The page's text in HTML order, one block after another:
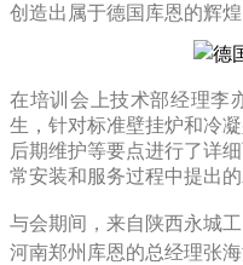
创造出属于德国库恩的辉煌
在培训会上技术部经理李
生，针对标准壁挂炉和冷
后期维护等要点进行了详
常安装和服务过程中提出
与会期间，来自陕西永城
河南郑州库恩的总经理张